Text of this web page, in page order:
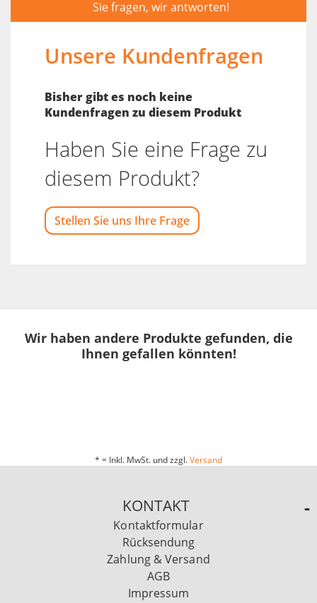
Sie fragen, wir antworten!
Unsere Kundenfragen
Bisher gibt es noch keine
Kundenfragen zu diesem Produkt
Haben Sie eine Frage zu
diesem Produkt?
Stellen Sie uns Ihre Frage
Wir haben andere Produkte gefunden, die
Ihnen gefallen könnten!
* = Inkl. MwSt. und zzgl.Versand
KONTAKT
Kontaktformular
Rücksendung
Zahlung & Versand
AGB
Impressum